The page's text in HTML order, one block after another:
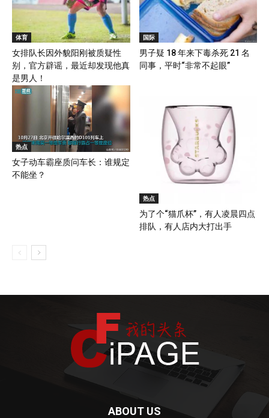
体育
女排队长因外貌阳刚被质疑性
别，官方辟谣，最近却发现他真
是男人！
国际
男子疑 18 年来下毒杀死 21 名
同事，平时“非常不起眼”
热点
女子动车霸座质问车长：谁规定
不能坐？
热点
为了个“猫爪杯”，有人凌晨四点
排队，有人店内大打出手
ABOUT US